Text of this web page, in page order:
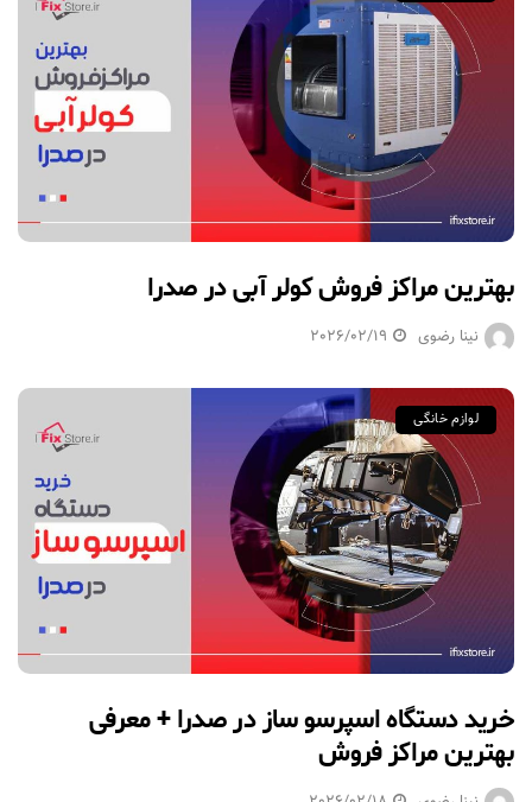
بهترین مراکز فروش کولر آبی در صدرا
نینا رضوی 2026/02/19
لوازم خانگی
خرید دستگاه اسپرسو ساز در صدرا + معرفی
بهترین مراکز فروش